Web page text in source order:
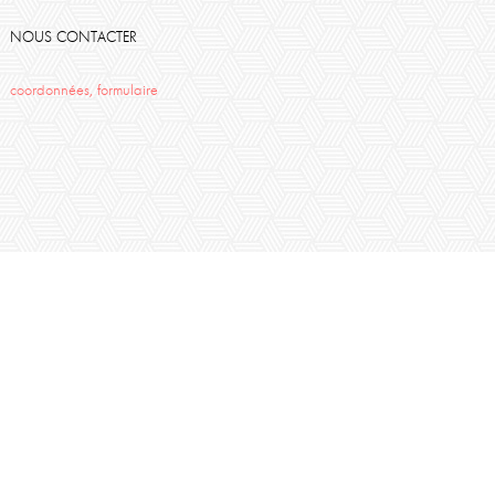
NOUS CONTACTER
coordonnées, formulaire